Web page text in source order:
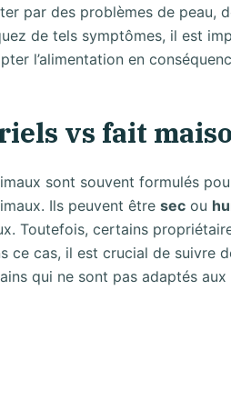
par des problèmes de peau,
de tels symptômes, il est
l’alimentation en
vs fait
sont souvent formulés
Ils peuvent être sec ou
Toutefois, certains
ce cas, il est crucial de suivre
qui ne sont pas adaptés